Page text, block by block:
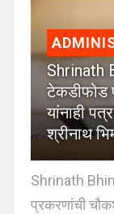
Shrinath
टेकडीफोड
यांनाही
श्रीनाथ
Shrinath
प्रकरणांची